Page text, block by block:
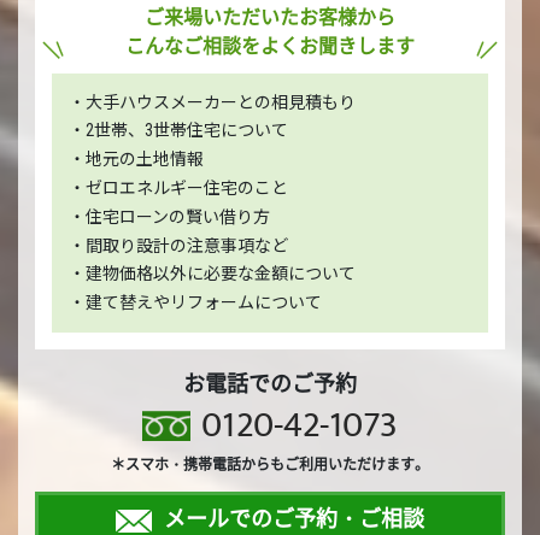
ご来場いただいたお客様から
こんなご相談をよくお聞きします
・大手ハウスメーカーとの相見積もり
・2世帯、3世帯住宅について
・地元の土地情報
・ゼロエネルギー住宅のこと
・住宅ローンの賢い借り方
・間取り設計の注意事項など
・建物価格以外に必要な金額について
・建て替えやリフォームについて
お電話でのご予約
0120-42-1073
＊スマホ・携帯電話からもご利用いただけます。
メールでのご予約・ご相談